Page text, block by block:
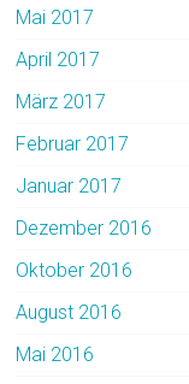
Mai 2017
April 2017
März 2017
Februar 2017
Januar 2017
Dezember 2016
Oktober 2016
August 2016
Mai 2016